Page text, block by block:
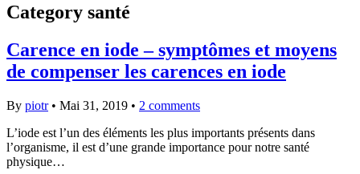
Category santé
Carence en iode – symptômes et moyens
de compenser les carences en iode
By piotr• Mai 31, 2019 • 2 comments
L’iode est l’un des éléments les plus importants présents dans
l’organisme, il est d’une grande importance pour notre santé
physique…